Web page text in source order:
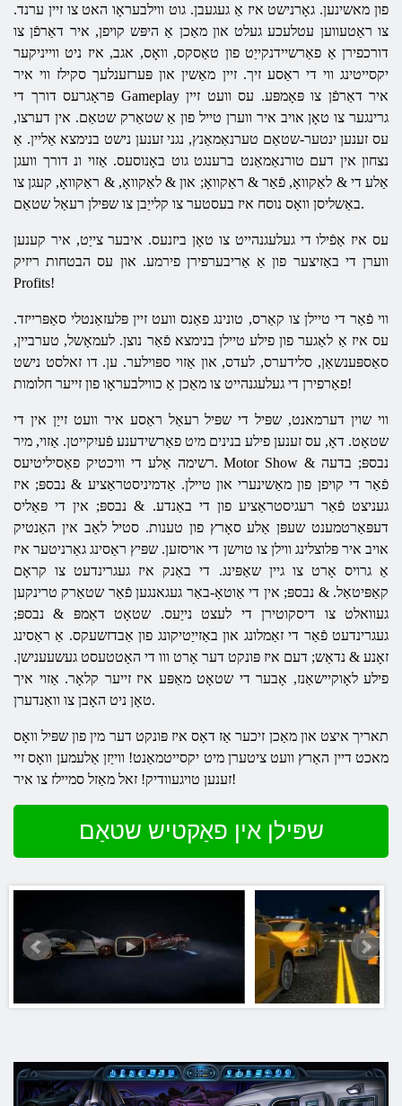
פון מאשינען. גאָרנישט איז אַ געגעבן. גוט ווילבעראָו האט צו זיין ערנד.
צו ראַטעווען עטלעכע געלט און מאַכן אַ היפּש קויפן, איר דאַרפֿן צו
דורכפירן אַ פאַרשיידנקייַט פון טאַסקס, וואָס, אגב, איז ניט ווייניקער
יקסייטינג ווי די ראַסע זיך. זיין מאַשין און פּערזענלעך סקילז ווי איר
פּראָגרעס דורך די Gameplay איר דאַרפֿן צו פּאָמפּע. עס וועט זיין
גרינגער צו טאָן אויב איר ווערן טייל פון אַ שטאַרק שטאַם. אין דערצו,
עס זענען ינטער-שטאַם טערנאַמאַנץ, נגני זענען נישט בנימצא אַליין. אַ
נצחון אין דעם טורנאַמאַנט ברענגט גוט באָנוסעס. אַזוי ונ דורך וועגן
אַלע די & לאַקוואָ, פֿאַר & ראַקוואָ; און & לאַקוואָ, & ראַקוואָ, קעגן צו
באַשליסן וואָס נוסח איז בעסטער צו קלייַבן צו שפּילן רעאַל שטאַם.
עס איז אַפֿילו די געלעגנהייט צו טאָן ביזנעס. איבער צייַט, איר קענען
ווערן די באַזיצער פון אַ אַריבערפירן פירמע. און עס הבטחות ריזיק
Profits!
ווי פֿאַר די טיילן צו קאַרס, טונינג פאַנס וועט זיין פּלעזאַנטלי סאַפּרייזד.
עס איז אַ לאַגער פון פילע טיילן בנימצא פֿאַר נוצן. לעמאָשל, טערביין,
סאַספּענשאַן, סלידערס, לעדס, און אַזוי ספּוילער. ען. דו זאלסט נישט
פאַרפירן די געלעגנהייט צו מאַכן אַ כווילבעראָו פון זייער חלומות!
ווי שוין דערמאנט, שפּיל די שפּיל רעאַל ראַסע איר וועט זייַן אין די
שטאָט. דאָ, עס זענען פילע בנינים מיט פאַרשידענע פֿעיִקייטן. אַזוי, מיר
רשימה אַלע די וויכטיק פאַסיליטיעס. Motor Show
& נבספּ; בדעה
פֿאַר די קויפן פון מאַשינערי און טיילן. אַדמיניסטראַציע & נבספּ; איז
געניצט פֿאַר רעגיסטראַציע פון ​​די באַנדע. & נבספּ;
אין די פּאַליס
דעפּאַרטמענט שעפּן אַלע סאָרץ פון טענות. סטיל לאַב אין האַנטיק
אויב איר פּלוצלינג ווילן צו טוישן די אויסזען. שפּיץ ראַסינג גאַרניטער איז
אַ גרויס אָרט צו גיין שאַפּינג. די באַנק איז געגרינדעט צו קראָם
קאַפּיטאַל.& נבספּ; אין די אַוטאָ-באַר געגאנגען פֿאַר שטאַרק טרינקען
געוואלט צו דיסקוטירן די לעצט נייַעס. שטאָט דאַמפּ & נבספּ;
געגרינדעט פֿאַר די זאַמלונג און באַזייַטיקונג פון אַבדזשעקס. אַ ראַסינג
זאָנע & נדאַש; דעם איז פּונקט דער אָרט ווו די האָטטעסט געשעענישן.
פילע לאָוקיישאַנז, אָבער די שטאָט מאַפּע איז זייער קלאָר. אַזוי איך
טאָן ניט האָבן צו וואַנדערן.
תאריך איצט און מאַכן זיכער אַז דאָס איז פּונקט דער מין פון שפּיל וואָס
מאכט דיין האַרץ וועט ציטערן מיט יקסייטמאַנט! ווייַזן אַלעמען וואָס זיי
זענען טויגעוודיק! זאל מאַזל סמיילז צו איר!
שפּילן אין פאַקטיש שטאַם